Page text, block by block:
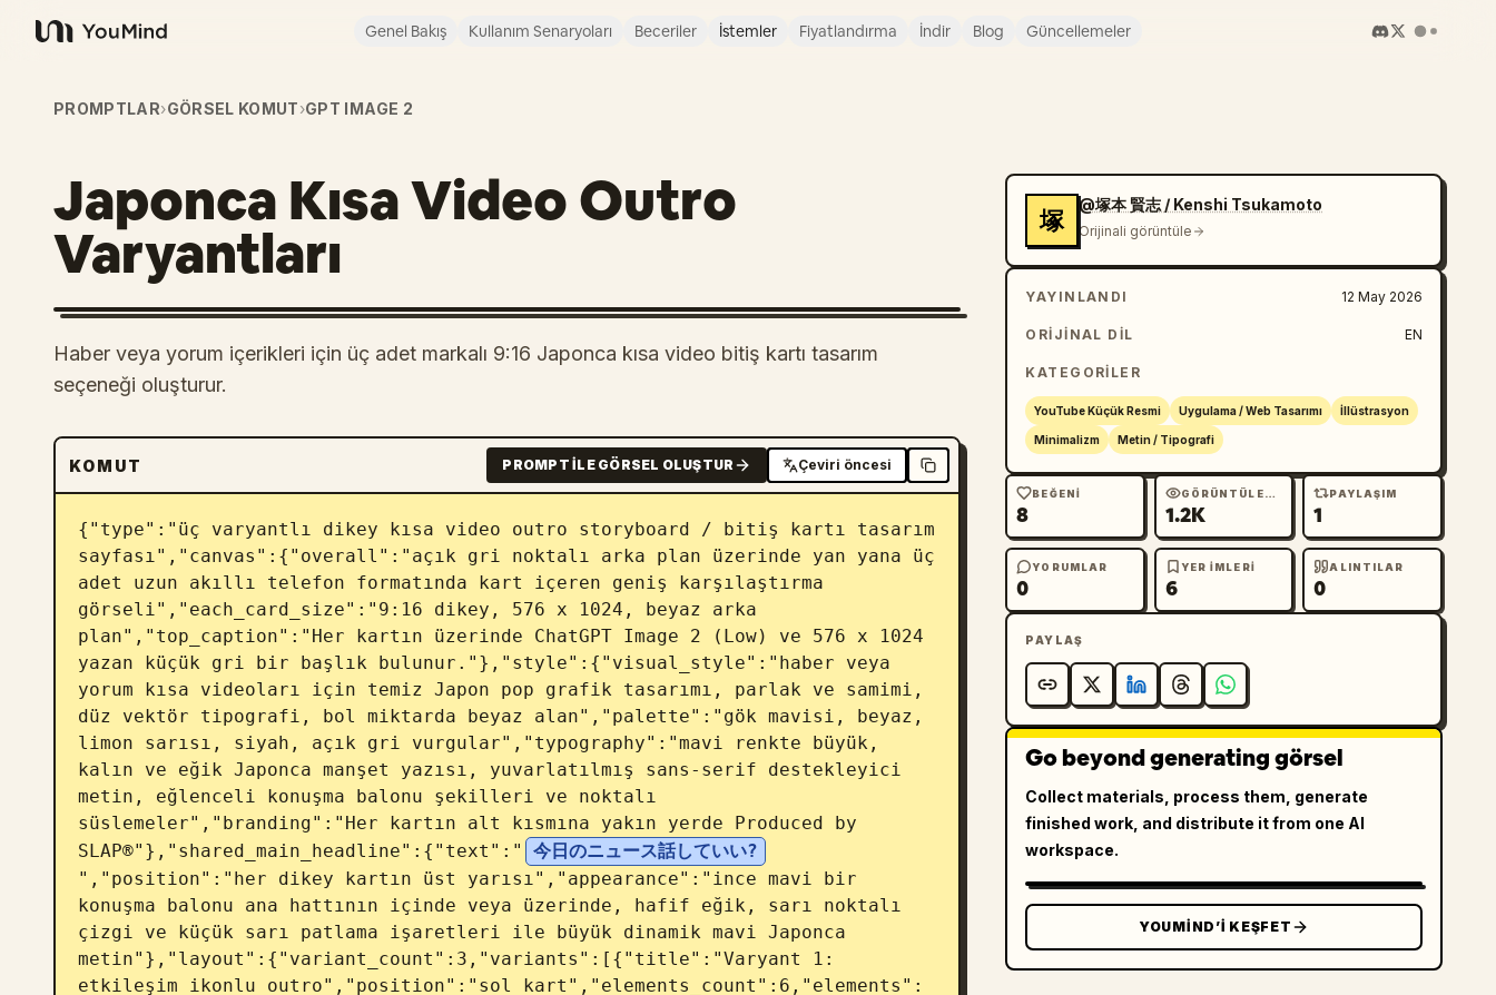
YouMind
Genel Bakış Kullanım Senaryoları Beceriler İstemler Fiyatlandırma İndir Blog Güncellemeler
PROMPTLAR›GÖRSEL KOMUT›GPT IMAGE 2
Japonca Kısa Video Outro
Varyantları
Haber veya yorum içerikleri için üç adet markalı 9:16 Japonca kısa video bitiş kartı tasarım
seçeneği oluşturur.
KOMUT PROMPT ILE GÖRSEL OLUŞTUR Çeviri öncesi
{"type":"üç varyantlı dikey kısa video outro storyboard / bitiş kartı tasarım
sayfası","canvas":{"overall":"açık gri noktalı arka plan üzerinde yan yana üç
adet uzun akıllı telefon formatında kart içeren geniş karşılaştırma
görseli","each_card_size":"9:16 dikey, 576 x 1024, beyaz arka
plan","top_caption":"Her kartın üzerinde ChatGPT Image 2 (Low) ve 576 x 1024
yazan küçük gri bir başlık bulunur."},"style":{"visual_style":"haber veya
yorum kısa videoları için temiz Japon pop grafik tasarımı, parlak ve samimi,
düz vektör tipografi, bol miktarda beyaz alan","palette":"gök mavisi, beyaz,
limon sarısı, siyah, açık gri vurgular","typography":"mavi renkte büyük,
kalın ve eğik Japonca manşet yazısı, yuvarlatılmış sans-serif destekleyici
metin, eğlenceli konuşma balonu şekilleri ve noktalı
süslemeler","branding":"Her kartın alt kısmına yakın yerde Produced by
SLAP®"},"shared_main_headline":{"text":"
今日のニュース話していい?
","position":"her dikey kartın üst yarısı","appearance":"ince mavi bir
konuşma balonu ana hattının içinde veya üzerinde, hafif eğik, sarı noktalı
çizgi ve küçük sarı patlama işaretleri ile büyük dinamik mavi Japonca
metin"},"layout":{"variant_count":3,"variants":[{"title":"Varyant 1:
etkileşim ikonlu outro","position":"sol kart","elements_count":6,"elements":
塚
@塚本 賢志 / Kenshi Tsukamoto
Orijinali görüntüle
YAYINLANDI 12 May 2026
ORIJINAL DIL EN
KATEGORILER
YouTube Küçük Resmi Uygulama / Web Tasarımı İllüstrasyon
Minimalizm Metin / Tipografi
BEĞENI
8
GÖRÜNTÜLEME
1.2K
PAYLAŞIM
1
YORUMLAR
0
YER IMLERI
6
ALINTILAR
0
PAYLAŞ
Go beyond generating görsel
Collect materials, process them, generate
finished work, and distribute it from one AI
workspace.
YOUMIND’I KEŞFET